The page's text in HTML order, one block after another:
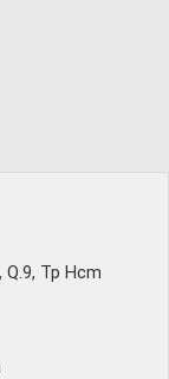
Q.9, Tp Hcm